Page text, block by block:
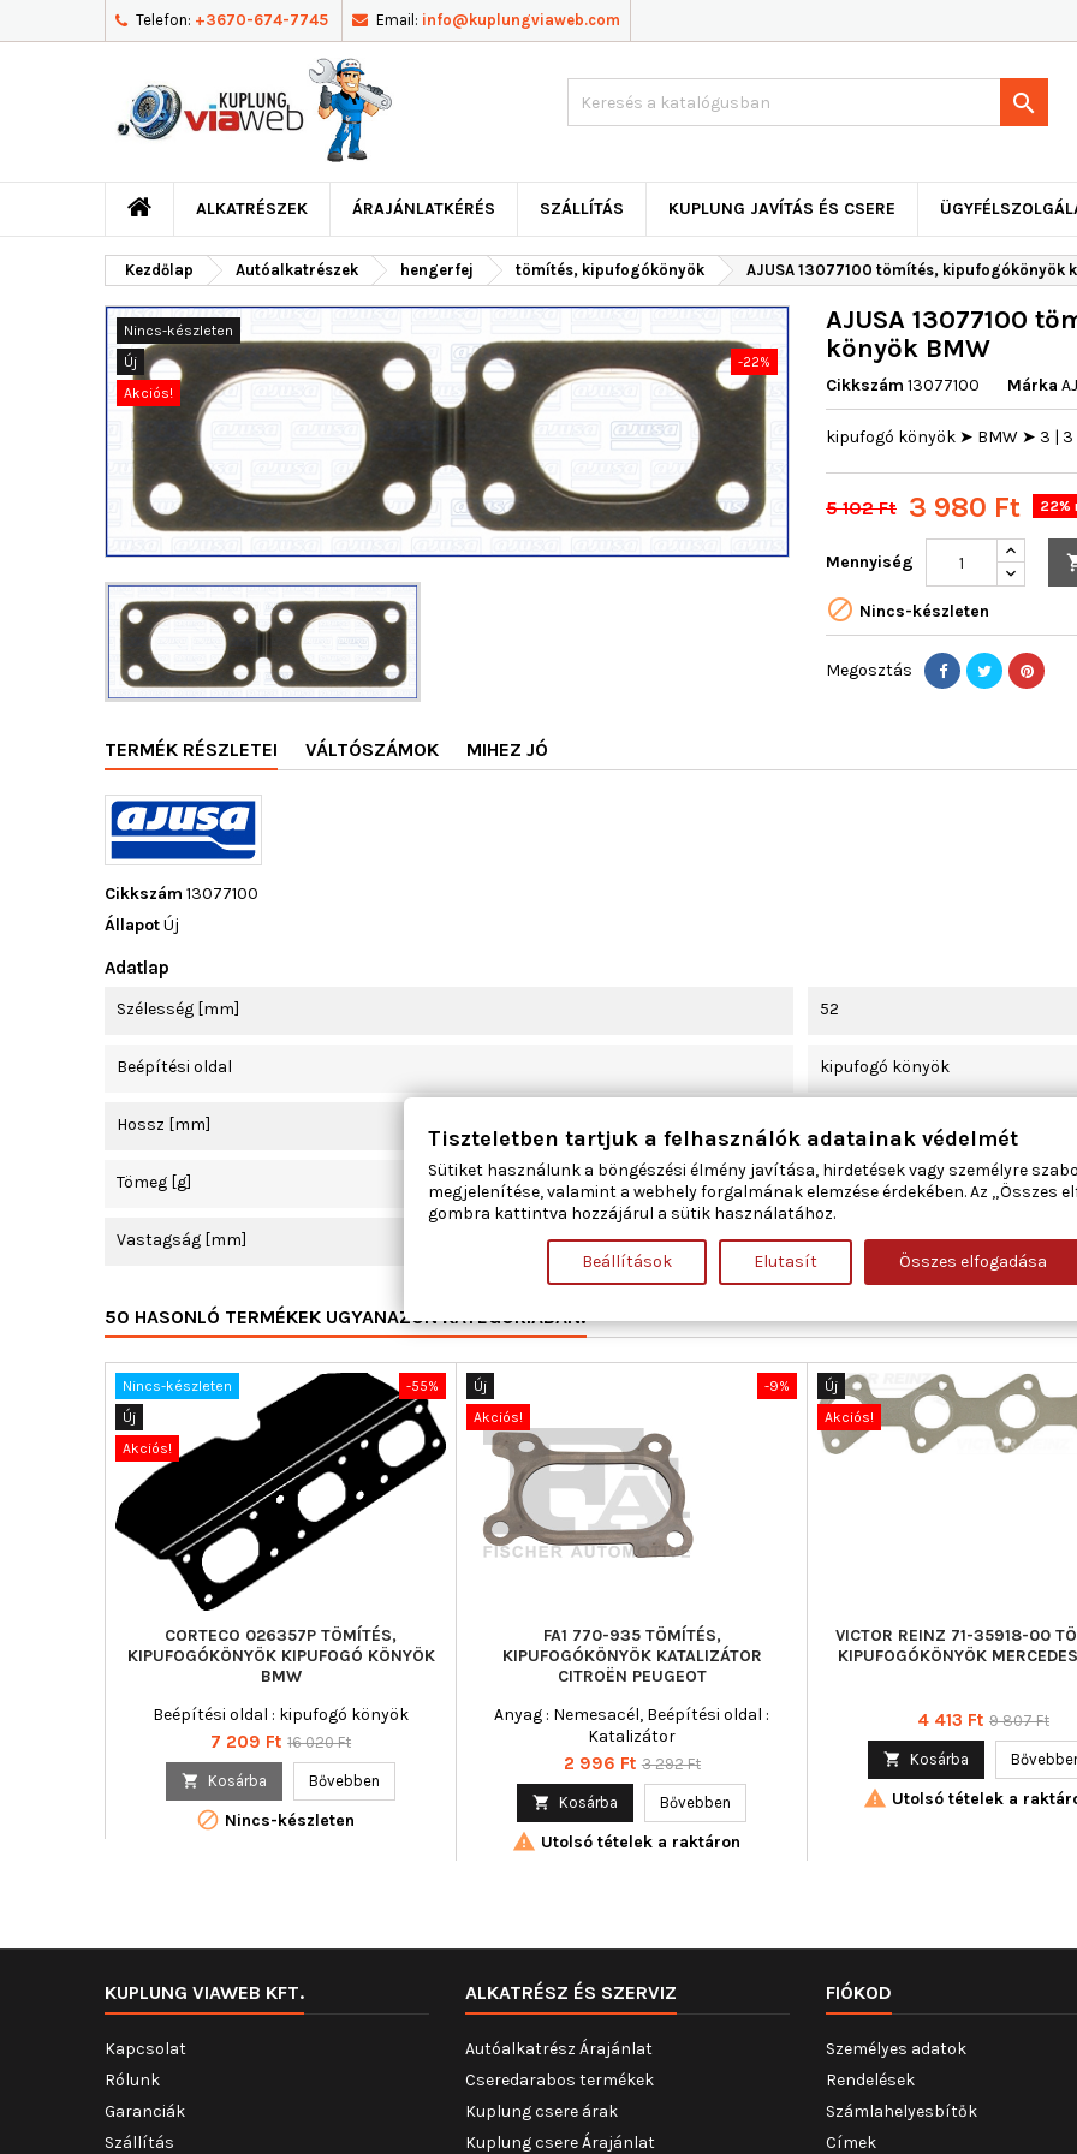
Telefon: +3670-674-7745 Email: info@kuplungviaweb.com

ALKATRÉSZEK ÁRAJÁNLATKÉRÉS SZÁLLÍTÁS KUPLUNG JAVÍTÁS ÉS CSERE
Kezdőlap Autóalkatrészek hengerfej tömítés, kipufogókönyök AJUSA 13077100 tömítés, kipufogókönyök
Nincs-készleten
Új
-22%
Akciós!
AJUSA 13077100
könyök BMW
Cikkszám 13077100 Márka
kipufogó könyök ➤ BMW ➤ 3 | 3
5 102 Ft 3 980 Ft 22%
Mennyiség
 Nincs-készleten
Megosztás
TERMÉK RÉSZLETEI VÁLTÓSZÁMOK MIHEZ JÓ
Cikkszám 13077100
ÁllapotÚj
Adatlap
Szélesség [mm] 52
Beépítési oldal kipufogó könyök
Hossz [mm]
Tömeg [g] 36,841
Vastagság [mm] 2
50 HASONLÓ TERMÉKEK UGYANAZON KATEGÓRIÁBAN:
-55%
Nincs-készleten
Új
Akciós!
CORTECO 026357P TÖMÍTÉS,
KIPUFOGÓKÖNYÖK KIPUFOGÓ KÖNYÖK
BMW
Beépítési oldal : kipufogó könyök
Ár
7 209 Ft Normál
16 020 Ft
 Kosárba Bővebben
 Nincs-készleten
-9%
Új
Akciós!
FA1 770-935 TÖMÍTÉS,
KIPUFOGÓKÖNYÖK KATALIZÁTOR
CITROËN PEUGEOT
Anyag : Nemesacél, Beépítési oldal :
Katalizátor
Ár
2 996 Ft Normál
3 292 Ft
 Kosárba Bővebben
 Utolsó tételek a raktáron
Új
Akciós!
VICTOR REINZ 71-35918-00
KIPUFOGÓKÖNYÖK
Ár
4 413 Ft Normál
9 807 Ft
 Kosárba
 Utolsó tételek a
KUPLUNG VIAWEB KFT.
Kapcsolat
Rólunk
Garanciák
Szállítás
ALKATRÉSZ ÉS SZERVIZ
Autóalkatrész Árajánlat
Cseredarabos termékek
Kuplung csere árak
Kuplung csere Árajánlat
FIÓKOD
Személyes adatok
Rendelések
Számlahelyesbítők
Címek
Tiszteletben tartjuk a felhasználók adatainak védelmét
Sütiket használunk a böngészési élmény javítása, hirdetések vagy személyre
megjelenítése, valamint a webhely forgalmának elemzése érdekében. Az „Összes
gombra kattintva hozzájárul a sütik használatához.
Beállítások Elutasít Összes elfogadása